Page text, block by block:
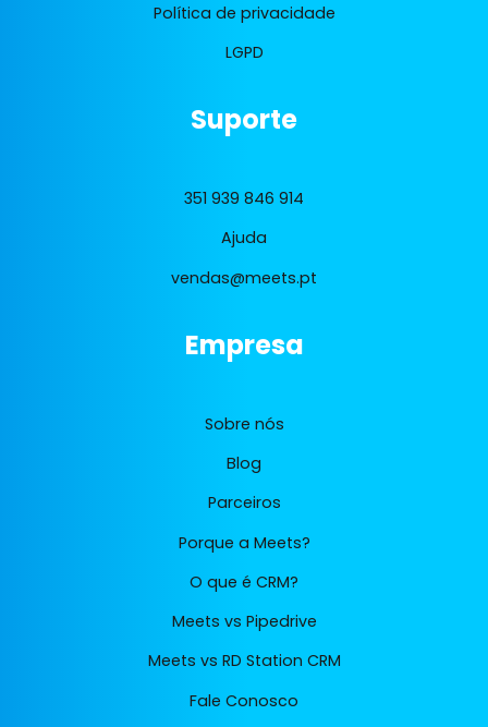
Política de privacidade
LGPD
Suporte
351 939 846 914
Ajuda
vendas@meets.pt
Empresa
Sobre nós
Blog
Parceiros
Porque a Meets?
O que é CRM?
Meets vs Pipedrive
Meets vs RD Station CRM
Fale Conosco